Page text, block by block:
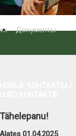
Документы
Tähelepanu!
Alates 01.04.2025